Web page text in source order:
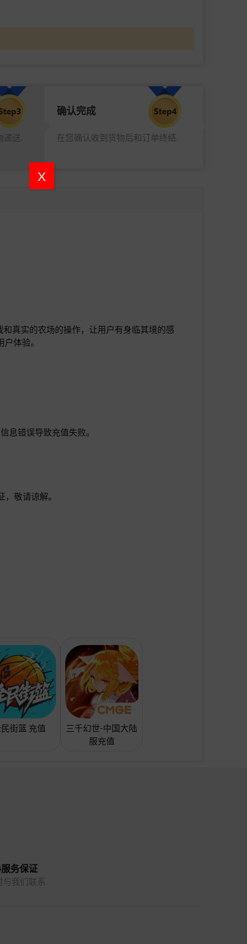
X
送.
确认完成
在您确认收到货物后和订单终结.
真实的农场的操作，让用户有身临其境的感
体验。
息错误导致充值失败。
敬请谅解。
街篮 充值
三千幻世-中国大陆
服充值
务保证
与我们联系